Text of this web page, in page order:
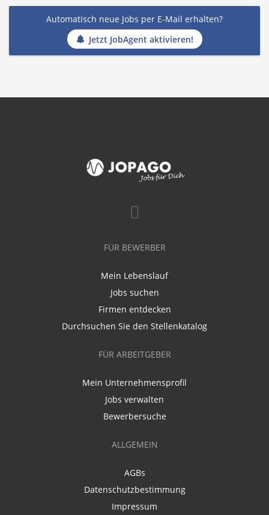
Automatisch neue Jobs per E-Mail erhalten?
Jetzt JobAgent aktivieren!
FÜR BEWERBER
Mein Lebenslauf
Jobs suchen
Firmen entdecken
Durchsuchen Sie den Stellenkatalog
FÜR ARBEITGEBER
Mein Unternehmensprofil
Jobs verwalten
Bewerbersuche
ALLGEMEIN
AGBs
Datenschutzbestimmung
Impressum